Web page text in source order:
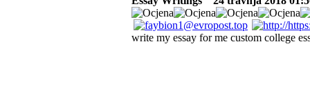
write my essay for me custom college